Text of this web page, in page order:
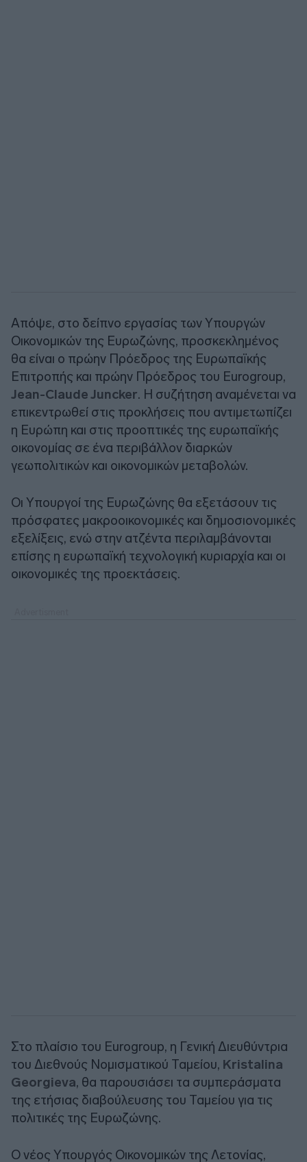
Απόψε, στο δείπνο εργασίας των Υπουργών
Οικονομικών της Ευρωζώνης, προσκεκλημένος
θα είναι ο πρώην Πρόεδρος της Ευρωπαϊκής
Επιτροπής και πρώην Πρόεδρος του Eurogroup,
Jean-Claude Juncker. Η συζήτηση αναμένεται να
επικεντρωθεί στις προκλήσεις που αντιμετωπίζει
η Ευρώπη και στις προοπτικές της ευρωπαϊκής
οικονομίας σε ένα περιβάλλον διαρκών
γεωπολιτικών και οικονομικών μεταβολών.
Οι Υπουργοί της Ευρωζώνης θα εξετάσουν τις
πρόσφατες μακροοικονομικές και δημοσιονομικές
εξελίξεις, ενώ στην ατζέντα περιλαμβάνονται
επίσης η ευρωπαϊκή τεχνολογική κυριαρχία και οι
οικονομικές της προεκτάσεις.
Στο πλαίσιο του Eurogroup, η Γενική Διευθύντρια
του Διεθνούς Νομισματικού Ταμείου, Kristalina
Georgieva, θα παρουσιάσει τα συμπεράσματα
της ετήσιας διαβούλευσης του Ταμείου για τις
πολιτικές της Ευρωζώνης.
Ο νέος Υπουργός Οικονομικών της Λετονίας,